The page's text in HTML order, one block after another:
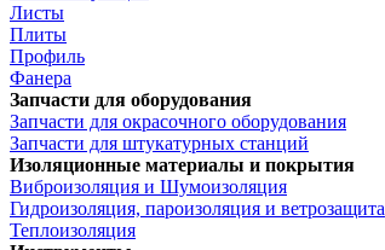
Листы
Плиты
Профиль
Фанера
Запчасти для оборудования
Запчасти для окрасочного оборудования
Запчасти для штукатурных станций
Изоляционные материалы и покрытия
Виброизоляция и Шумоизоляция
Гидроизоляция, пароизоляция и ветрозащита
Теплоизоляция